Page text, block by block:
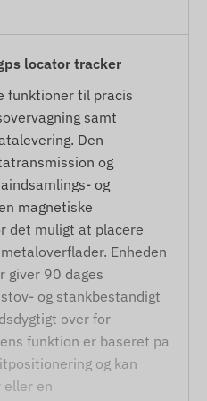
locator tracker
funktioner til pracis
samt
Den
og
og
magnetiske
det muligt at placere
Enheden
giver 90 dages
og stankbestandigt
over for
funktion er baseret pa
og kan
eller en